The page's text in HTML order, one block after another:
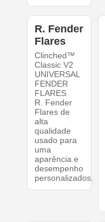
R. Fender
Flares
Clinched™
Classic V2
UNIVERSAL
FENDER
FLARES
R. Fender
Flares de
alta
qualidade
usado para
uma
aparência e
desempenho
personalizados.